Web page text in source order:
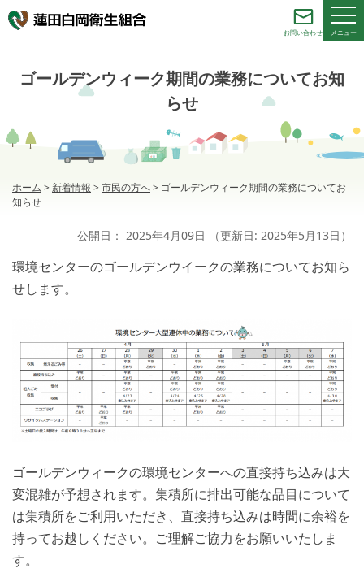
お問い合わせ メニュー
ゴールデンウィーク期間の業務についてお知
らせ
ホーム > 新着情報 >市民の方へ> ゴールデンウィーク期間の業務についてお
知らせ
公開日： 2025年4月09日 （更新日: 2025年5月13日 ）
環境センターのゴールデンウイークの業務についてお知ら
せします。
ゴールデンウィークの環境センターへの直接持ち込みは大
変混雑が予想されます。集積所に排出可能な品目について
は集積所をご利用いただき、直接持ち込みは時間に余裕を
持ってお越しください。ご理解ご協力をお願いいたしま
す。